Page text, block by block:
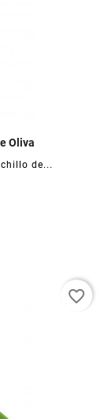
Oliva
de...
favorite_border